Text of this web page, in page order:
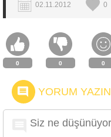
02.11.2012 0
0 0 0
YORUM YAZIN